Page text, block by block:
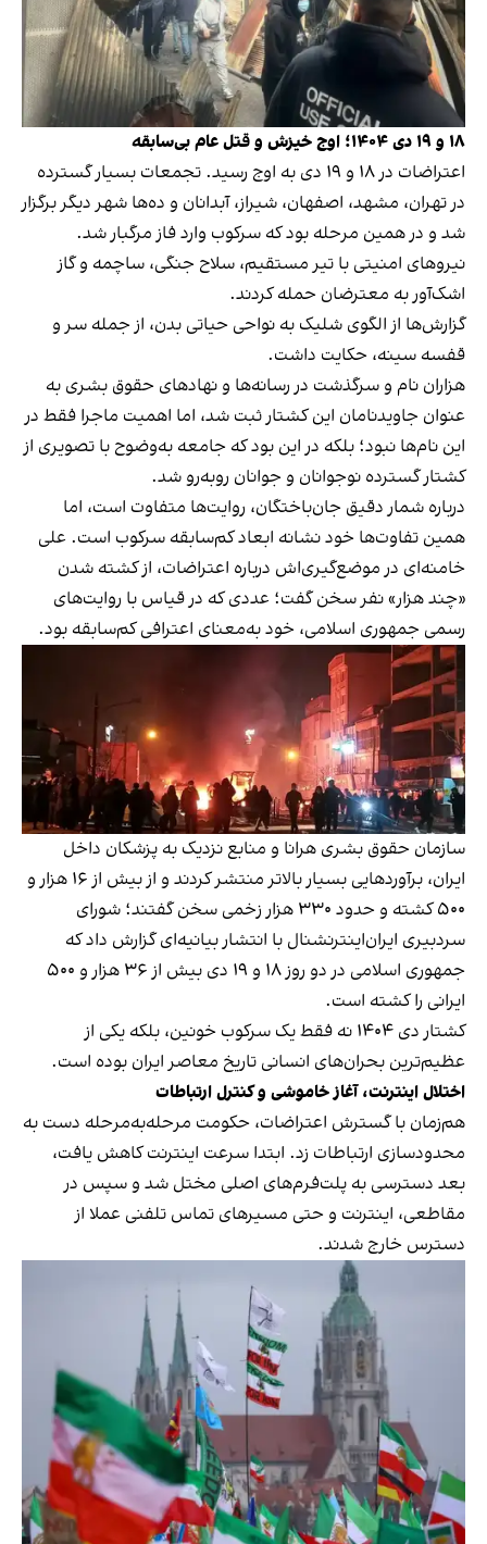
۱۸ و ۱۹ دی ۱۴۰۴؛ اوج خیزش و قتل عام بی‌سابقه
اعتراضات در ۱۸ و ۱۹ دی به اوج رسید. تجمعات بسیار گسترده
در تهران، مشهد، اصفهان، شیراز، آبدانان و ده‌‌ها شهر دیگر برگزار
شد و در همین مرحله بود که سرکوب وارد فاز مرگبار شد.
نیروهای امنیتی با تیر مستقیم، سلاح جنگی، ساچمه و گاز
اشک‌آور به معترضان حمله کردند.
گزارش‌ها از الگوی شلیک به نواحی حیاتی بدن، از جمله سر و
قفسه سینه، حکایت داشت.
هزاران نام و سرگذشت در رسانه‌ها و نهادهای حقوق بشری به
عنوان جاویدنامان این کشتار ثبت شد، اما اهمیت ماجرا فقط در
این نام‌ها نبود؛ بلکه در این بود که جامعه به‌وضوح با تصویری از
کشتار گسترده نوجوانان و جوانان روبه‌رو شد.
درباره شمار دقیق جان‌باختگان، روایت‌ها متفاوت است، اما
همین تفاوت‌ها خود نشانه ابعاد کم‌سابقه سرکوب است. علی
خامنه‌ای در موضع‌گیری‌اش درباره اعتراضات، از کشته شدن
«چند هزار» نفر سخن گفت؛ عددی که در قیاس با روایت‌های
رسمی جمهوری اسلامی، خود به‌معنای اعترافی کم‌سابقه بود.
سازمان حقوق بشری هرانا و منابع نزدیک به پزشکان داخل
ایران، برآوردهایی بسیار بالاتر منتشر کردند و از بیش از ۱۶ هزار و
۵۰۰ کشته و حدود ۳۳۰ هزار زخمی سخن گفتند؛ شورای
سردبیری ایران‌اینترنشنال با انتشار بیانیه‌ای گزارش داد که
جمهوری اسلامی در دو روز ۱۸ و ۱۹ دی بیش از ۳۶ هزار و ۵۰۰
ایرانی را کشته است.
کشتار دی ۱۴۰۴ نه فقط یک سرکوب خونین، بلکه یکی از
عظیم‌ترین بحران‌های انسانی تاریخ معاصر ایران بوده است.
اختلال اینترنت، آغاز خاموشی و کنترل ارتباطات
هم‌زمان با گسترش اعتراضات، حکومت مرحله‌به‌مرحله دست به
محدودسازی ارتباطات زد. ابتدا سرعت اینترنت کاهش یافت،
بعد دسترسی به پلت‌فرم‌های اصلی مختل شد و سپس در
مقاطعی، اینترنت و حتی مسیرهای تماس تلفنی عملا از
دسترس خارج شدند.